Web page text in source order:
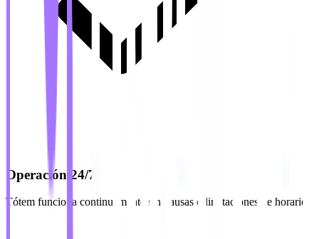
Operación 24/7
Tótem funciona continuamente sin pausas o limitaciones de horario